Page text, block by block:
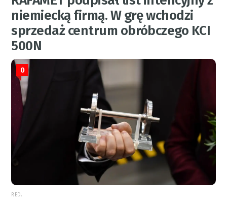
niemiecką firmą. W grę wchodzi
sprzedaż centrum obróbczego KCI
500N
0
RED.